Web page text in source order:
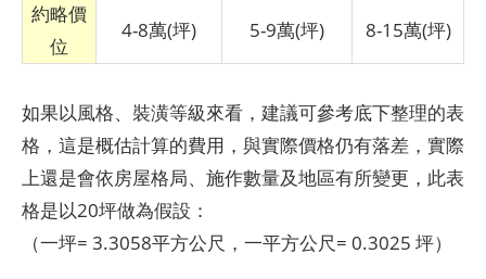
約略價
位
4-8萬(坪) 5-9萬(坪) 8-15萬(坪)
如果以風格、裝潢等級來看，建議可參考底下整理的表
格，這是概估計算的費用，與實際價格仍有落差，實際
上還是會依房屋格局、施作數量及地區有所變更，此表
格是以20坪做為假設：
（一坪= 3.3058平方公尺，一平方公尺= 0.3025 坪）